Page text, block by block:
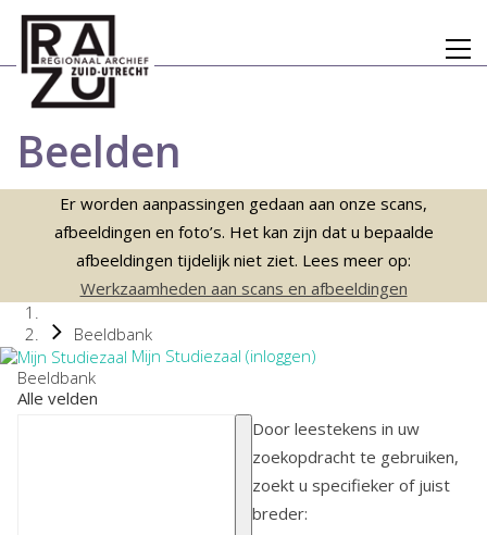
Beelden
Er worden aanpassingen gedaan aan onze scans,
afbeeldingen en foto’s. Het kan zijn dat u bepaalde
afbeeldingen tijdelijk niet ziet. Lees meer op:
Werkzaamheden aan scans en afbeeldingen
Beeldbank
Mijn Studiezaal (inloggen)
Beeldbank
Alle velden
Door leestekens in uw
zoekopdracht te gebruiken,
zoekt u specifieker of juist
breder: